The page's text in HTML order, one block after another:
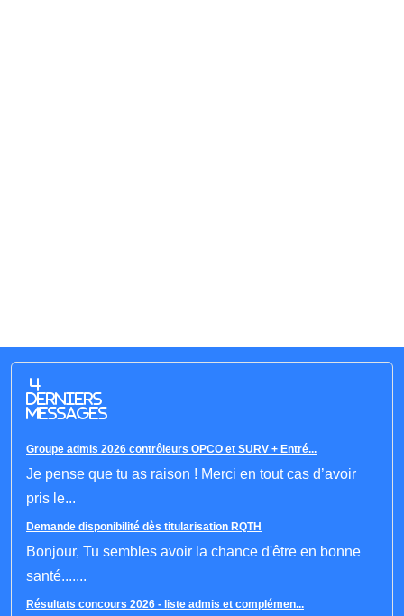
4
derniers
messages
Groupe admis 2026 contrôleurs OPCO et SURV + Entré...
Je pense que tu as raison ! Merci en tout cas d’avoir
pris le...
Demande disponibilité dès titularisation RQTH
Bonjour, Tu sembles avoir la chance d'être en bonne
santé.......
Résultats concours 2026 - liste admis et complémen...